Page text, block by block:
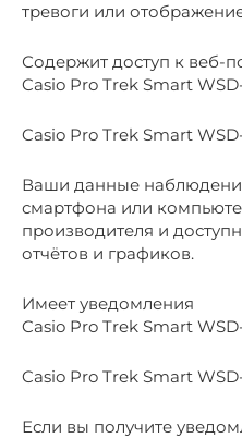
тревоги или
Содержит доступ к веб-
Casio Pro Trek Smart
Casio Pro Trek Smart
Ваши данные
смартфона или
производителя и
отчётов и графиков.
Имеет уведомления
Casio Pro Trek Smart
Casio Pro Trek Smart
Если вы получите